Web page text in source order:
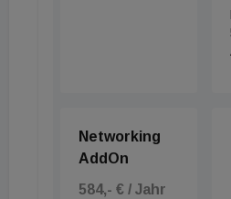
Networking
AddOn
584,- € / Jahr